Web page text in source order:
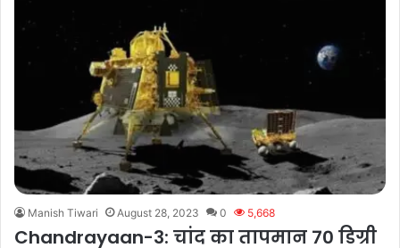
Manish Tiwari August 28, 2023 0 5,668
Chandrayaan-3: चांद का तापमान 70 डिग्री